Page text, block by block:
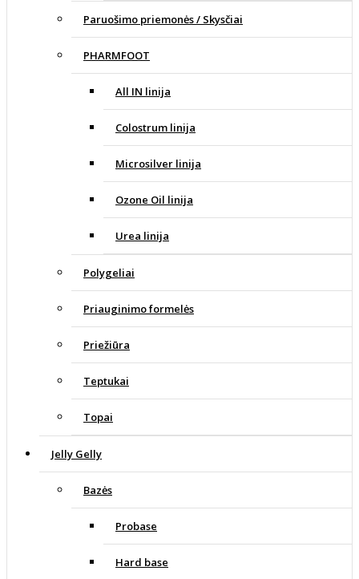
Paruošimo priemonės / Skysčiai
PHARMFOOT
All IN linija
Colostrum linija
Microsilver linija
Ozone Oil linija
Urea linija
Polygeliai
Priauginimo formelės
Priežiūra
Teptukai
Topai
Jelly Gelly
Bazės
Probase
Hard base